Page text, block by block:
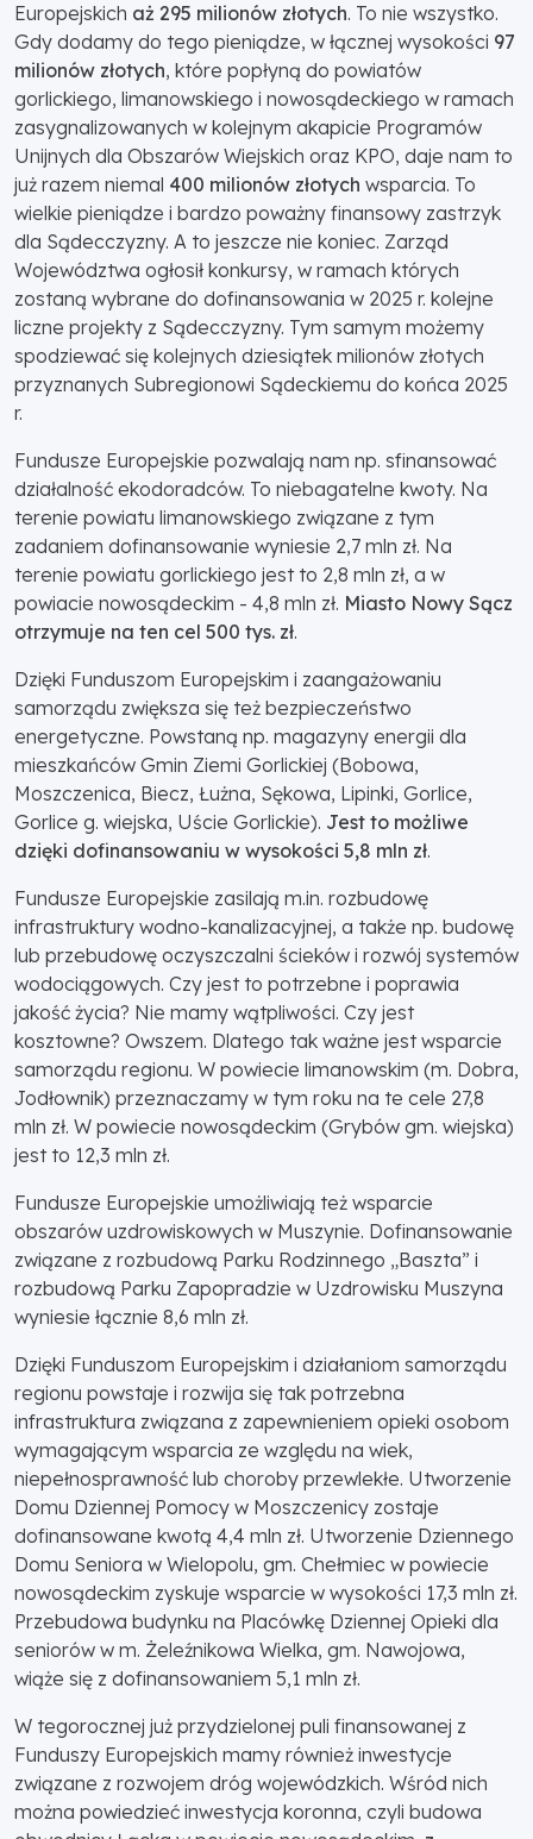
Europejskich aż 295 milionów złotych. To nie wszystko.
Gdy dodamy do tego pieniądze, w łącznej wysokości 97
milionów złotych, które popłyną do powiatów
gorlickiego, limanowskiego i nowosądeckiego w ramach
zasygnalizowanych w kolejnym akapicie Programów
Unijnych dla Obszarów Wiejskich oraz KPO, daje nam to
już razem niemal 400 milionów złotych wsparcia. To
wielkie pieniądze i bardzo poważny finansowy zastrzyk
dla Sądecczyzny. A to jeszcze nie koniec. Zarząd
Województwa ogłosił konkursy, w ramach których
zostaną wybrane do dofinansowania w 2025 r. kolejne
liczne projekty z Sądecczyzny. Tym samym możemy
spodziewać się kolejnych dziesiątek milionów złotych
przyznanych Subregionowi Sądeckiemu do końca 2025
r.
Fundusze Europejskie pozwalają nam np. sfinansować
działalność ekodoradców. To niebagatelne kwoty. Na
terenie powiatu limanowskiego związane z tym
zadaniem dofinansowanie wyniesie 2,7 mln zł. Na
terenie powiatu gorlickiego jest to 2,8 mln zł, a w
powiacie nowosądeckim - 4,8 mln zł. Miasto Nowy Sącz
otrzymuje na ten cel 500 tys. zł.
Dzięki Funduszom Europejskim i zaangażowaniu
samorządu zwiększa się też bezpieczeństwo
energetyczne. Powstaną np. magazyny energii dla
mieszkańców Gmin Ziemi Gorlickiej (Bobowa,
Moszczenica, Biecz, Łużna, Sękowa, Lipinki, Gorlice,
Gorlice g. wiejska, Uście Gorlickie). Jest to możliwe
dzięki dofinansowaniu w wysokości 5,8 mln zł.
Fundusze Europejskie zasilają m.in. rozbudowę
infrastruktury wodno-kanalizacyjnej, a także np. budowę
lub przebudowę oczyszczalni ścieków i rozwój systemów
wodociągowych. Czy jest to potrzebne i poprawia
jakość życia? Nie mamy wątpliwości. Czy jest
kosztowne? Owszem. Dlatego tak ważne jest wsparcie
samorządu regionu. W powiecie limanowskim (m. Dobra,
Jodłownik) przeznaczamy w tym roku na te cele 27,8
mln zł. W powiecie nowosądeckim (Grybów gm. wiejska)
jest to 12,3 mln zł.
Fundusze Europejskie umożliwiają też wsparcie
obszarów uzdrowiskowych w Muszynie. Dofinansowanie
związane z rozbudową Parku Rodzinnego „Baszta” i
rozbudową Parku Zapopradzie w Uzdrowisku Muszyna
wyniesie łącznie 8,6 mln zł.
Dzięki Funduszom Europejskim i działaniom samorządu
regionu powstaje i rozwija się tak potrzebna
infrastruktura związana z zapewnieniem opieki osobom
wymagającym wsparcia ze względu na wiek,
niepełnosprawność lub choroby przewlekłe. Utworzenie
Domu Dziennej Pomocy w Moszczenicy zostaje
dofinansowane kwotą 4,4 mln zł. Utworzenie Dziennego
Domu Seniora w Wielopolu, gm. Chełmiec w powiecie
nowosądeckim zyskuje wsparcie w wysokości 17,3 mln zł.
Przebudowa budynku na Placówkę Dziennej Opieki dla
seniorów w m. Żeleźnikowa Wielka, gm. Nawojowa,
wiąże się z dofinansowaniem 5,1 mln zł.
W tegorocznej już przydzielonej puli finansowanej z
Funduszy Europejskich mamy również inwestycje
związane z rozwojem dróg wojewódzkich. Wśród nich
można powiedzieć inwestycja koronna, czyli budowa